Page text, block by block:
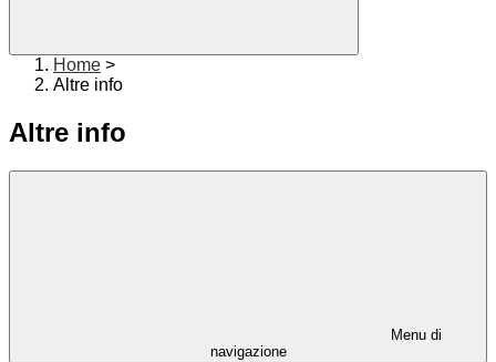
Home >
Altre info
Altre info
Menu di
navigazione